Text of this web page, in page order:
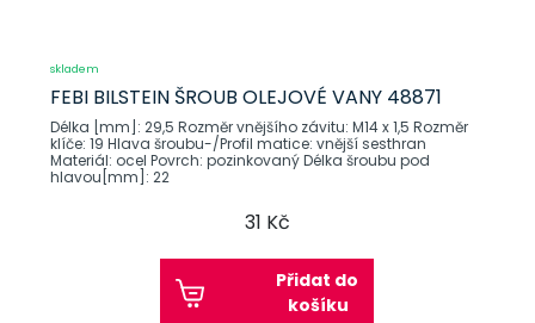
skladem
FEBI BILSTEIN ŠROUB OLEJOVÉ VANY 48871
Délka [mm]: 29,5 Rozměr vnějšího závitu: M14 x 1,5 Rozměr
klíče: 19 Hlava šroubu-/Profil matice: vnější sesthran
Materiál: ocel Povrch: pozinkovaný Délka šroubu pod
hlavou[mm]: 22
31 Kč
Přidat do
košíku